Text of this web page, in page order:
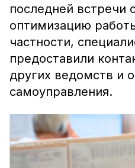
последней встречи
оптимизацию
частности,
предоставили
других ведомств и
самоуправления.